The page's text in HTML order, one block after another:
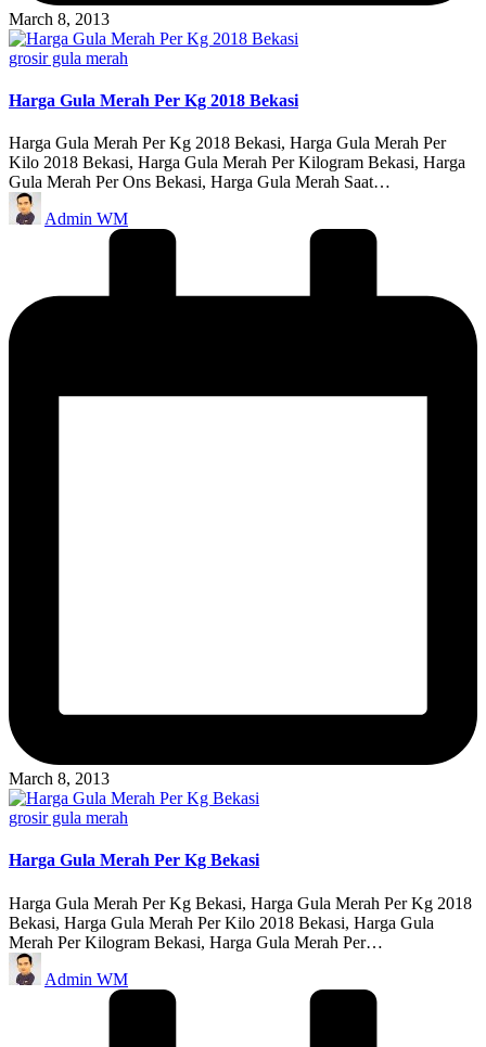
March 8, 2013
Posted
grosir gula merah
Harga Gula Merah Per Kg 2018 Bekasi
Harga Gula Merah Per Kg 2018 Bekasi, Harga Gula Merah Per
Kilo 2018 Bekasi, Harga Gula Merah Per Kilogram Bekasi, Harga
Gula Merah Per Ons Bekasi, Harga Gula Merah Saat…
Posted
by
Admin WM
March 8, 2013
Posted
grosir gula merah
Harga Gula Merah Per Kg Bekasi
Harga Gula Merah Per Kg Bekasi, Harga Gula Merah Per Kg 2018
Bekasi, Harga Gula Merah Per Kilo 2018 Bekasi, Harga Gula
Merah Per Kilogram Bekasi, Harga Gula Merah Per…
Posted
by
Admin WM